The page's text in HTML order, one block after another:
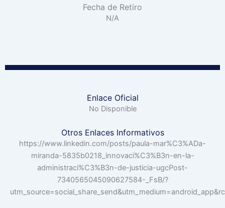
Fecha de Retiro
N/A
Enlace Oficial
No Disponible
Otros Enlaces Informativos
https://www.linkedin.com/posts/paula-mar%C3%ADa-
miranda-5835b0218_innovaci%C3%B3n-en-la-
administraci%C3%B3n-de-justicia-ugcPost-
7340565045090627584-_FsB/?